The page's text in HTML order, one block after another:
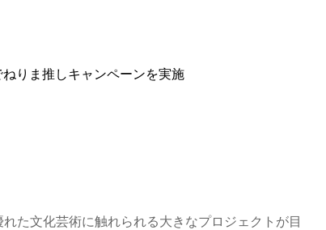
りま推しキャンペーンを実施
た文化芸術に触れられる大きなプロジェクトが目